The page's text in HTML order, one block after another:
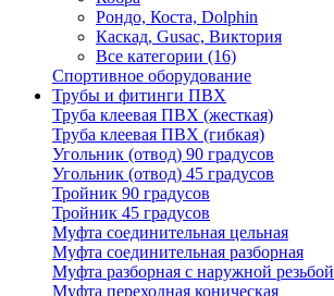
Рондо, Коста, Dolphin
Каскад, Gusac, Виктория
Все категории (16)
Спортивное оборудование
Трубы и фитинги ПВХ
Труба клеевая ПВХ (жесткая)
Труба клеевая ПВХ (гибкая)
Угольник (отвод) 90 градусов
Угольник (отвод) 45 градусов
Тройник 90 градусов
Тройник 45 градусов
Муфта соединительная цельная
Муфта соединительная разборная
Муфта разборная с наружной резьбой
Муфта переходная коническая